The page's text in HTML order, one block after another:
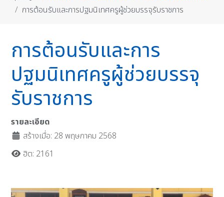
การต้อนรับและการปฐมนิเทศครูผู้ช่วยบรรจุรับราชการ
การต้อนรับและการ
ปฐมนิเทศครูผู้ช่วยบรรจุ
รับราชการ
รายละเอียด
สร้างเมื่อ: 28 พฤษภาคม 2568
ฮิต: 2161